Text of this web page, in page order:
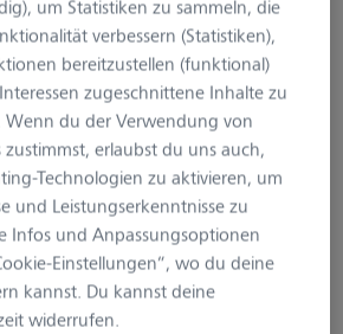
7 - 2er
000-123-60
um Statistiken zu sammeln, die
verbessern (Statistiken),
bereitzustellen (funktional)
zugeschnittene Inhalte zu
Wenn du der Verwendung von
erlaubst du uns auch,
Technologien zu aktivieren, um
und Leistungserkenntnisse zu
Infos und Anpassungsoptionen
Einstellungen“, wo du deine
kannst. Du kannst deine
widerrufen.